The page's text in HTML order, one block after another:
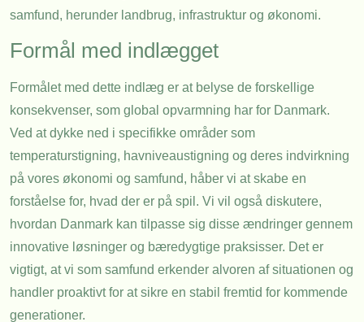
samfund, herunder landbrug, infrastruktur og økonomi.
Formål med indlægget
Formålet med dette indlæg er at belyse de forskellige
konsekvenser, som global opvarmning har for Danmark.
Ved at dykke ned i specifikke områder som
temperaturstigning, havniveaustigning og deres indvirkning
på vores økonomi og samfund, håber vi at skabe en
forståelse for, hvad der er på spil. Vi vil også diskutere,
hvordan Danmark kan tilpasse sig disse ændringer gennem
innovative løsninger og bæredygtige praksisser. Det er
vigtigt, at vi som samfund erkender alvoren af situationen og
handler proaktivt for at sikre en stabil fremtid for kommende
generationer.